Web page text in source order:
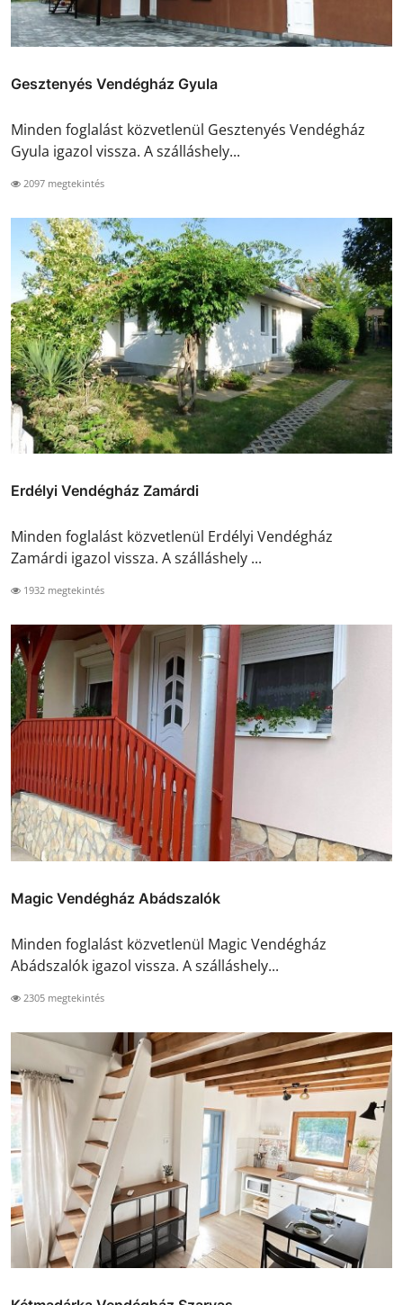
Gesztenyés Vendégház Gyula
Minden foglalást közvetlenül Gesztenyés Vendégház
Gyula igazol vissza. A szálláshely...
2097 megtekintés
Erdélyi Vendégház Zamárdi
Minden foglalást közvetlenül Erdélyi Vendégház
Zamárdi igazol vissza. A szálláshely ...
1932 megtekintés
Magic Vendégház Abádszalók
Minden foglalást közvetlenül Magic Vendégház
Abádszalók igazol vissza. A szálláshely...
2305 megtekintés